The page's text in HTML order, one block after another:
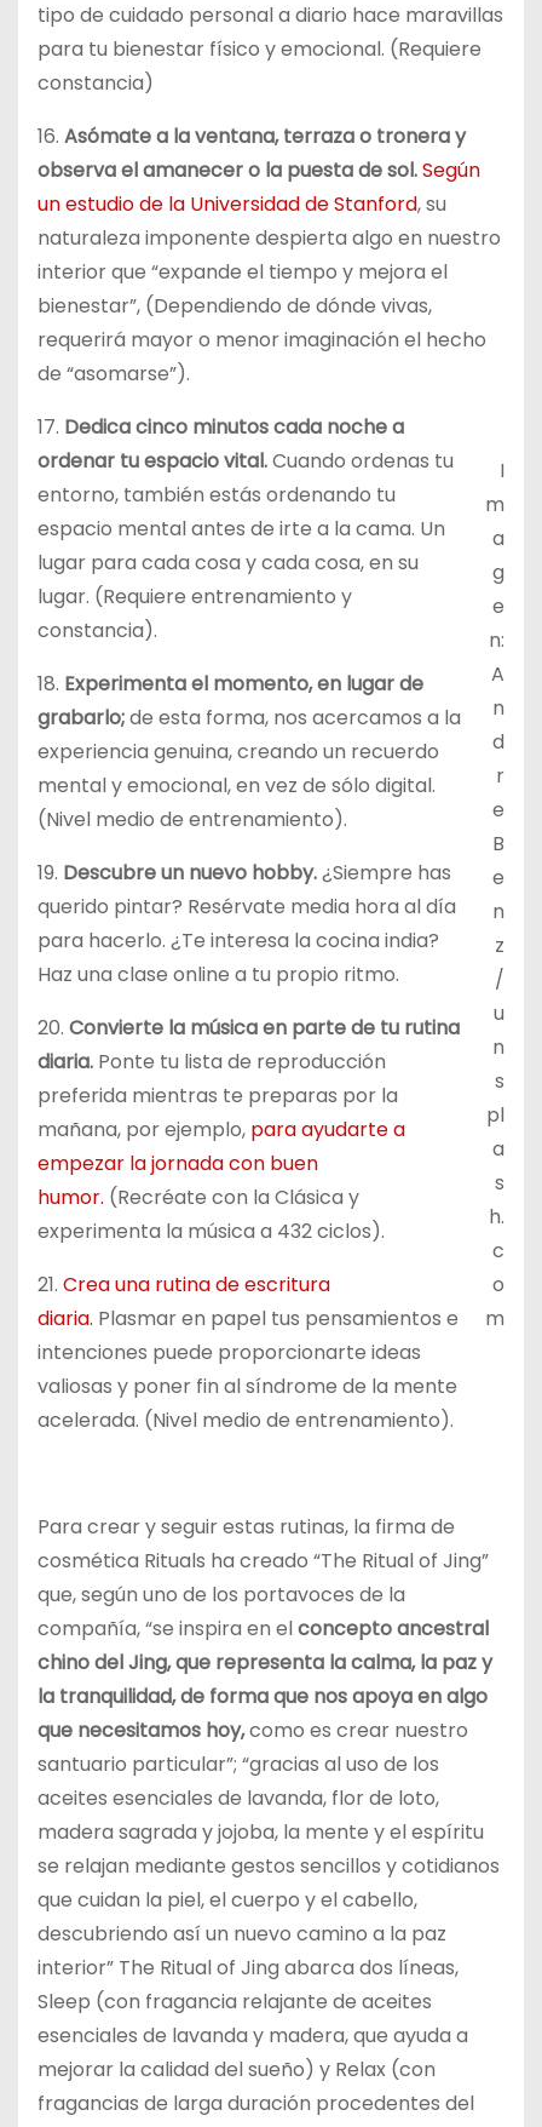
tipo de cuidado personal a diario hace maravillas
para tu bienestar físico y emocional. (Requiere
constancia)
16. Asómate a la ventana, terraza o tronera y
observa el amanecer o la puesta de sol.Según
un estudio de la Universidad de Stanford, su
naturaleza imponente despierta algo en nuestro
interior que “expande el tiempo y mejora el
bienestar”, (Dependiendo de dónde vivas,
requerirá mayor o menor imaginación el hecho
de “asomarse”).
I
m
a
g
e
n:
A
n
d
r
e
B
e
n
z
/
u
n
s
pl
a
s
h.
c
o
m
17. Dedica cinco minutos cada noche a
ordenar tu espacio vital.Cuando ordenas tu
entorno, también estás ordenando tu
espacio mental antes de irte a la cama. Un
lugar para cada cosa y cada cosa, en su
lugar. (Requiere entrenamiento y
constancia).
18. Experimenta el momento, en lugar de
grabarlo;de esta forma, nos acercamos a la
experiencia genuina, creando un recuerdo
mental y emocional, en vez de sólo digital.
(Nivel medio de entrenamiento).
19. Descubre un nuevo hobby.¿Siempre has
querido pintar? Resérvate media hora al día
para hacerlo. ¿Te interesa la cocina india?
Haz una clase online a tu propio ritmo.
20. Convierte la música en parte de tu rutina
diaria. Ponte tu lista de reproducción
preferida mientras te preparas por la
mañana, por ejemplo, para ayudarte a
empezar la jornada con buen
humor. (Recréate con la Clásica y
experimenta la música a 432 ciclos).
21. Crea una rutina de escritura
diaria. Plasmar en papel tus pensamientos e
intenciones puede proporcionarte ideas
valiosas y poner fin al síndrome de la mente
acelerada. (Nivel medio de entrenamiento).
Para crear y seguir estas rutinas, la firma de
cosmética Rituals ha creado “The Ritual of Jing”
que, según uno de los portavoces de la
compañía, “se inspira en elconcepto ancestral
chino del Jing, que representa la calma, la paz y
la tranquilidad, de forma que nos apoya en algo
que necesitamos hoy,como es crear nuestro
santuario particular”; “gracias al uso de los
aceites esenciales de lavanda, flor de loto,
madera sagrada y jojoba, la mente y el espíritu
se relajan mediante gestos sencillos y cotidianos
que cuidan la piel, el cuerpo y el cabello,
descubriendo así un nuevo camino a la paz
interior” The Ritual of Jing abarca dos líneas,
Sleep (con fragancia relajante de aceites
esenciales de lavanda y madera, que ayuda a
mejorar la calidad del sueño) y Relax (con
fragancias de larga duración procedentes del